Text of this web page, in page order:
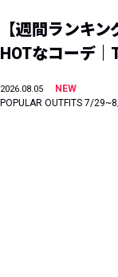
【週間ランキ
HOTなコーデ｜
2026.08.05
NEW
POPULAR OUTFITS 7/